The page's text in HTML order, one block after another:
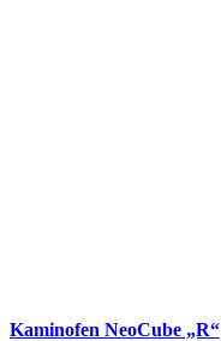
Kaminofen NeoCube „R“